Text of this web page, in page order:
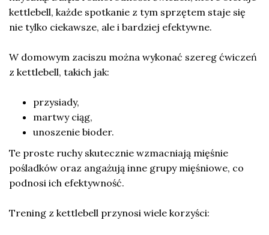
kettlebell, każde spotkanie z tym sprzętem staje się
nie tylko ciekawsze, ale i bardziej efektywne.
W domowym zaciszu można wykonać szereg ćwiczeń
z kettlebell, takich jak:
przysiady,
martwy ciąg,
unoszenie bioder.
Te proste ruchy skutecznie wzmacniają mięśnie
pośladków oraz angażują inne grupy mięśniowe, co
podnosi ich efektywność.
Trening z kettlebell przynosi wiele korzyści: